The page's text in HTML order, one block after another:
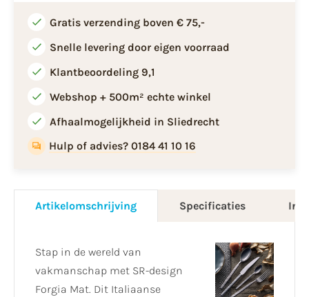
Gratis verzending boven € 75,-
Snelle levering door eigen voorraad
Klantbeoordeling 9,1
Webshop + 500m² echte winkel
Afhaalmogelijkheid in Sliedrecht
Hulp of advies? 0184 41 10 16
Artikelomschrijving Specificaties
Stap in de wereld van
vakmanschap met SR-design
Forgia Mat. Dit Italiaanse